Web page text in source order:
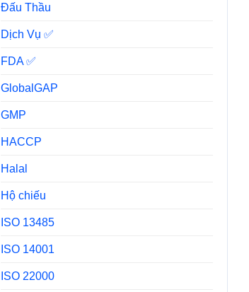
Đấu Thầu
Dịch Vụ ✅
FDA ✅
GlobalGAP
GMP
HACCP
Halal
Hộ chiếu
ISO 13485
ISO 14001
ISO 22000